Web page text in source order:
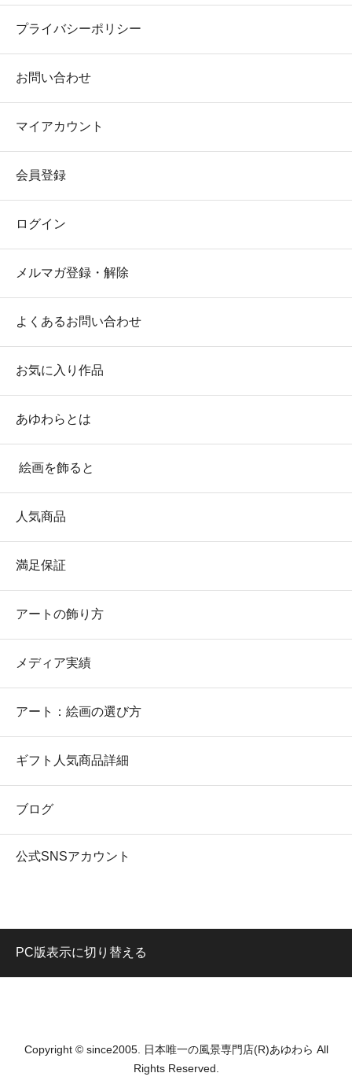
プライバシーポリシー
お問い合わせ
マイアカウント
会員登録
ログイン
メルマガ登録・解除
よくあるお問い合わせ
お気に入り作品
あゆわらとは
絵画を飾ると
人気商品
満足保証
アートの飾り方
メディア実績
アート：絵画の選び方
ギフト人気商品詳細
ブログ
公式SNSアカウント
PC版表示に切り替える
Copyright © since2005. 日本唯一の風景専門店(R)あゆわら All
Rights Reserved.